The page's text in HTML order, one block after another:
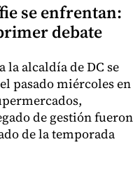
se enfrentan:
debate
la alcaldía de DC se
pasado miércoles en
de gestión fueron
de la temporada